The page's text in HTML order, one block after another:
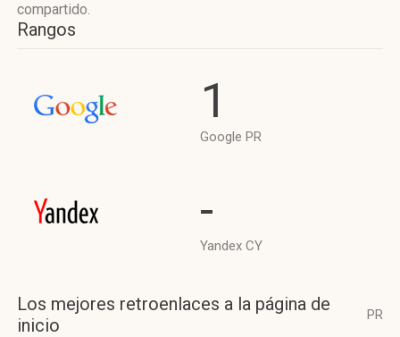
compartido.
Rangos
1
Google PR
-
Yandex CY
Los mejores retroenlaces a la página de
inicio
PR